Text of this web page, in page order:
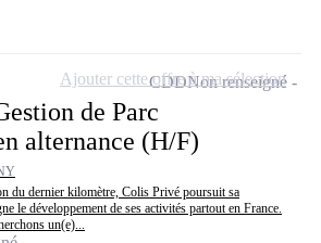
de Parc
alternance (H/F)
du dernier kilomètre, Colis Privé poursuit sa
le développement de ses activités partout en France.
un(e)...
CDDNon renseigné
Ajouter cette offre à ma sélection